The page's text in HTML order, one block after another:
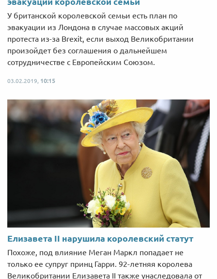
У британской королевской семьи есть план по
эвакуации из Лондона в случае массовых акций
протеста из-за Brexit, если выход Великобритании
произойдет без соглашения о дальнейшем
сотрудничестве с Европейским Союзом.
03.02.2019, 10:15
Елизавета II нарушила королевский статут
Похоже, под влияние Меган Маркл попадает не
только ее супруг принц Гарри. 92-летняя королева
Великобритании Елизавета II также унаследовала от